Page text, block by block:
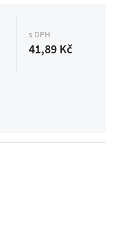
s DPH
41,89 Kč